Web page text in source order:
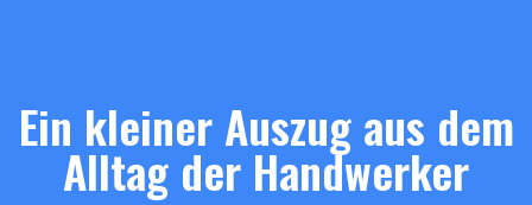
Ein kleiner Auszug aus dem
Alltag der Handwerker